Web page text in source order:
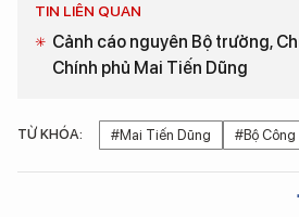
TIN LIÊN QUAN
Cảnh cáo nguyên Bộ trưởng,
Chính phủ Mai Tiến Dũng
TỪ KHÓA: #Mai Tiến Dũng #Bộ Công